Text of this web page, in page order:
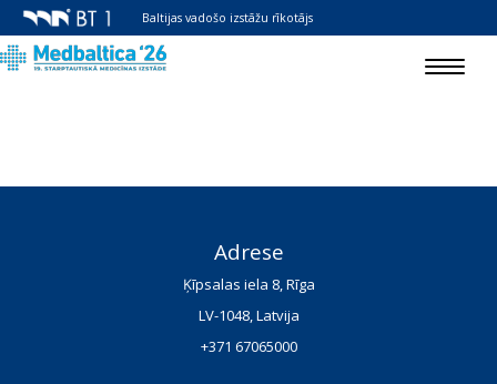
Baltijas vadošo izstāžu rīkotājs
Toggle
Adrese
Ķīpsalas iela 8, Rīga
LV-1048, Latvija
+371 67065000